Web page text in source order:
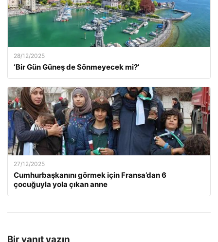
28/12/2025
‘Bir Gün Güneş de Sönmeyecek mi?’
27/12/2025
Cumhurbaşkanını görmek için Fransa’dan 6
çocuğuyla yola çıkan anne
Bir yanıt yazın